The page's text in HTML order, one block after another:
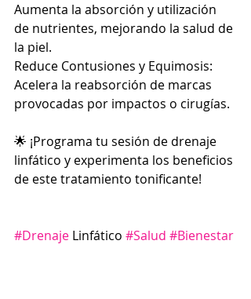
Aumenta la absorción y utilización
de nutrientes, mejorando la salud de
la piel.
Reduce Contusiones y Equimosis:
Acelera la reabsorción de marcas
provocadas por impactos o cirugías.
🌟 ¡Programa tu sesión de drenaje
linfático y experimenta los beneficios
de este tratamiento tonificante!
#Drenaje Linfático #Salud #Bienestar